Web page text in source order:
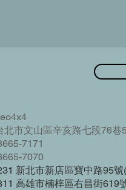
北市文山區辛亥路七段76巷
7171
7070
新北市新店區寶中路95
高雄市楠梓區右昌街619